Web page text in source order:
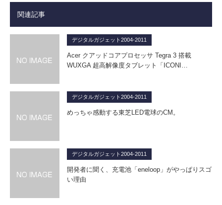
関連記事
デジタルガジェット2004-2011
Acer クアッドコアプロセッサ Tegra 3 搭載
WUXGA 超高解像度タブレット「ICONI…
デジタルガジェット2004-2011
めっちゃ感動する東芝LED電球のCM。
デジタルガジェット2004-2011
開発者に聞く、充電池「eneloop」がやっぱりスゴ
い理由